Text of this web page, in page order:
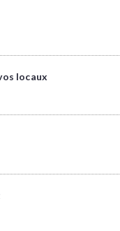
locaux